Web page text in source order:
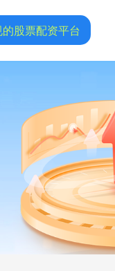
股票配资平台